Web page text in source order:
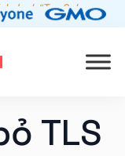
danh “Top Sales
TLS